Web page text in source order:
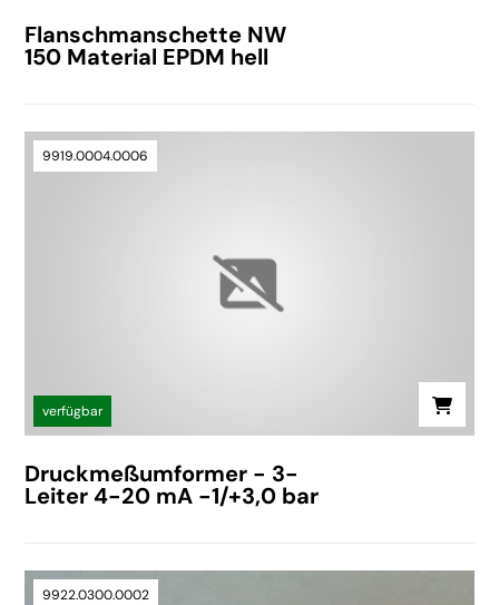
Flanschmanschette NW
150 Material EPDM hell
9919.0004.0006
verfügbar
Druckmeßumformer - 3-
Leiter 4-20 mA -1/+3,0 bar
9922.0300.0002